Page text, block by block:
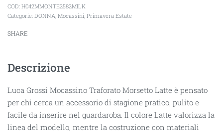
H042MMONTE2582MILK
Categorie: DONNA Mocassini Primavera Estate
SHARE
Descrizione
Luca Grossi Mocassino Traforato Morsetto Latte è pensato
per chi cerca un accessorio di stagione pratico, pulito e
facile da inserire nel guardaroba. Il colore Latte valorizza la
linea del modello, mentre la costruzione con materiali